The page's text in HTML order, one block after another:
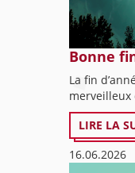
Bonne
La fin
merveilleux
LIRE LA
16.06.2026